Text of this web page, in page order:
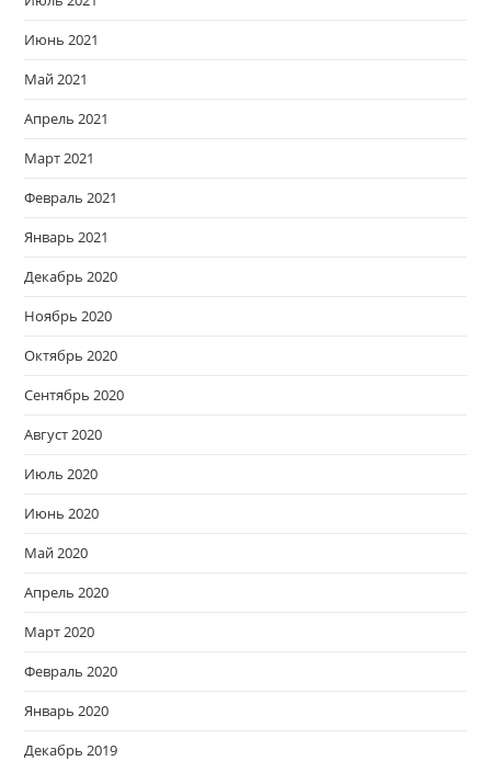
Июнь 2021
Май 2021
Апрель 2021
Март 2021
Февраль 2021
Январь 2021
Декабрь 2020
Ноябрь 2020
Октябрь 2020
Сентябрь 2020
Август 2020
Июль 2020
Июнь 2020
Май 2020
Апрель 2020
Март 2020
Февраль 2020
Январь 2020
Декабрь 2019